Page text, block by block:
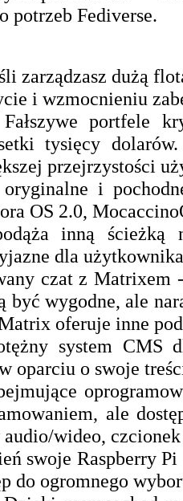
potrzeb Fediverse.
zarządzasz dużą
i wzmocnieniu
portfele
tysięcy
przejrzystości
i
OS 2.0,
inną ścieżką
dla
czat z
być wygodne, ale
oferuje inne
system CMS
oparciu o swoje
ale
wideo,
swoje Raspberry
do ogromnego